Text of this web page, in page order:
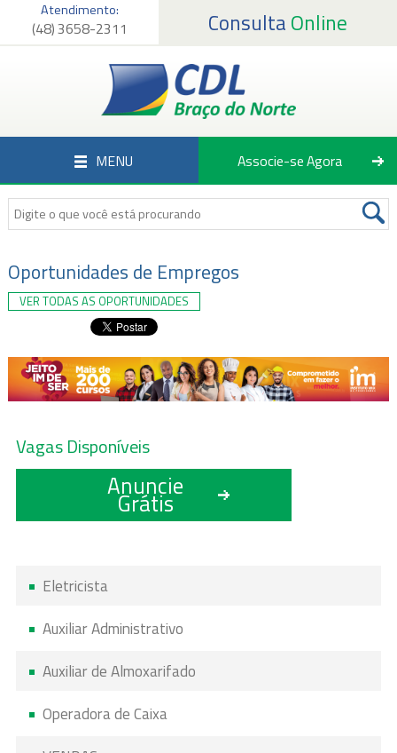
Página Inicial
Empregos
Notícias
Fale Conosco
Associe-se Agora
Atendimento:
(48) 3658-2311 Consulta Online
MENU Associe-se Agora
Oportunidades de Empregos
VER TODAS AS OPORTUNIDADES
Vagas Disponíveis
Anuncie
Grátis
Eletricista
Auxiliar Administrativo
Auxiliar de Almoxarifado
Operadora de Caixa